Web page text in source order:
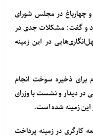
و چهارباغ در مجلس شورای
کرد و گفت: مشکلات جدی در
در این زمینه
برای ذخیره سوخت انجام
دیدار و نشست با وزرای
این زمینه شده است.
کارگری در زمینه پرداخت